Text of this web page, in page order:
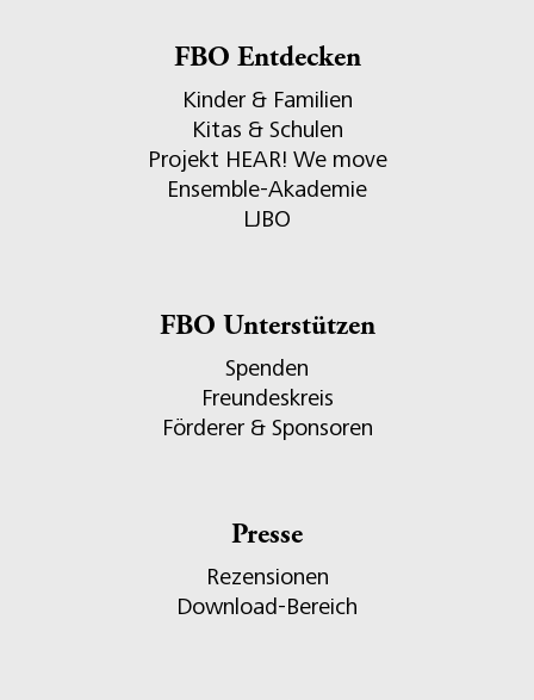
FBO Entdecken
Kinder & Familien
Kitas & Schulen
Projekt HEAR! We move
Ensemble-Akademie
LJBO
FBO Unterstützen
Spenden
Freundeskreis
Förderer & Sponsoren
Presse
Rezensionen
Download-Bereich